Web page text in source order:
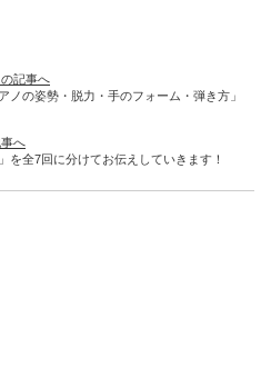
記事へ
の姿勢・脱力・手のフォーム・弾き方」
へ
を全7回に分けてお伝えしていきます！